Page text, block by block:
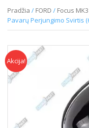
Pradžia / FORD / Focus
Pavarų Perjungimo Svirtis
Akcija!